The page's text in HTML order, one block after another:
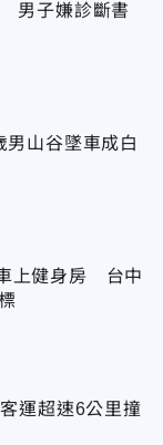
男子嫌診斷書
山谷墜車成白
上健身房 台中
運超速6公里撞